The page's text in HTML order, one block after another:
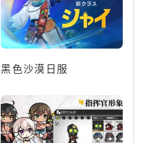
黑色沙漠日服